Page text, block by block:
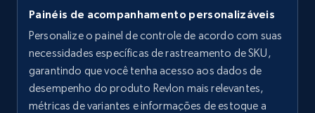
Walmart - products
URL, Final price, Sku, Currency, Gtin,
Specifications, Image urls, Top reviews, and
more.
Painéis de acompanhamento personalizáveis
Personalize o painel de controle de acordo com suas
necessidades específicas de rastreamento de SKU,
garantindo que você tenha acesso aos dados de
desempenho do produto Revlon mais relevantes,
métricas de variantes e informações de estoque a